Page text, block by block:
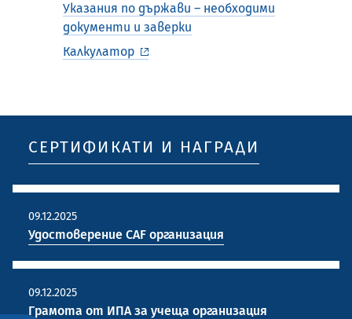
Указания по държави – необходими
документи и заверки
Калкулатор
СЕРТИФИКАТИ И НАГРАДИ
09.12.2025
Удостоверение CAF организация
09.12.2025
Грамота от ИПА за учеща организация